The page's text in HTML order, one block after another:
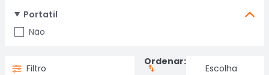
Portatil
Não
Filtro
Ordenar: